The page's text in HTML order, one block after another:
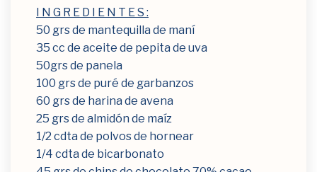
I N G R E D I E N T E S :⁣
50 grs de mantequilla de maní
35 cc de aceite de pepita de uva
50grs de panela⁣
100 grs de puré de garbanzos⁣
60 grs de harina de avena
25 grs de almidón de maíz
1/2 cdta de polvos de hornear⁣
1/4 cdta de bicarbonato⁣